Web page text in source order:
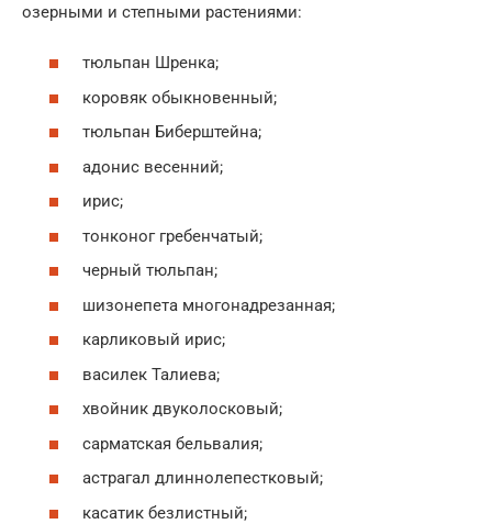
озерными и степными растениями:
тюльпан Шренка;
коровяк обыкновенный;
тюльпан Биберштейна;
адонис весенний;
ирис;
тонконог гребенчатый;
черный тюльпан;
шизонепета многонадрезанная;
карликовый ирис;
василек Талиева;
хвойник двуколосковый;
сарматская бельвалия;
астрагал длиннолепестковый;
касатик безлистный;